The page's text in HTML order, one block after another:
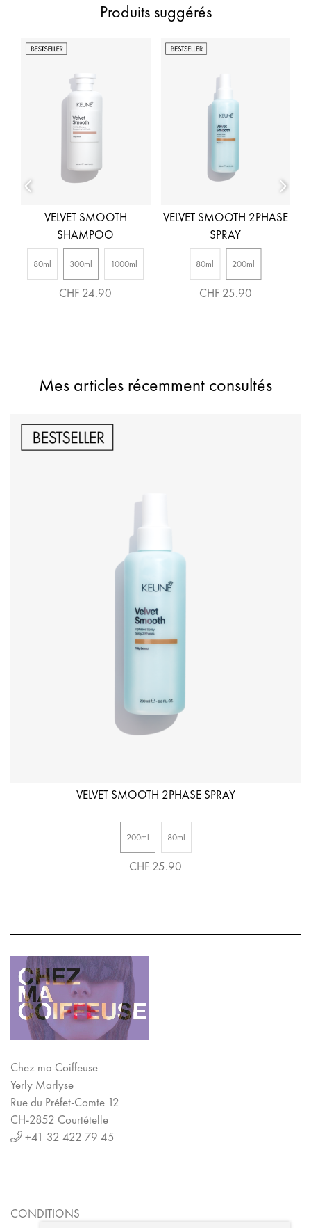
Produits suggérés
VELVET SMOOTH
SHAMPOO
80ml 300ml 1000ml
CHF 24.90
VELVET SMOOTH 2PHASE
SPRAY
80ml 200ml
CHF 25.90
Mes articles récemment consultés
VELVET SMOOTH 2PHASE SPRAY
200ml 80ml
CHF 25.90
Chez ma Coiffeuse
Yerly Marlyse
Rue du Préfet-Comte 12
CH-2852 Courtételle
+41 32 422 79 45
CONDITIONS